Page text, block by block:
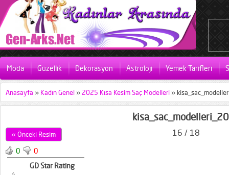
Moda Güzellik Dekorasyon Astroloji Yemek Tarifleri
Anasayfa » Kadın Genel » 2025 Kısa Kesim Saç Modelleri »
« Önceki Resim 16 / 18
0
0
GD Star Rating